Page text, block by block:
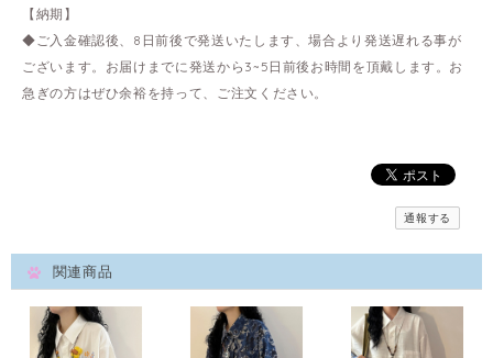
【納期】
◆ご入金確認後、8日前後で発送いたします、場合より発送遅れる事が
ございます。お届けまでに発送から3~5日前後お時間を頂戴します。お
急ぎの方はぜひ余裕を持って、ご注文ください。
通報する
関連商品